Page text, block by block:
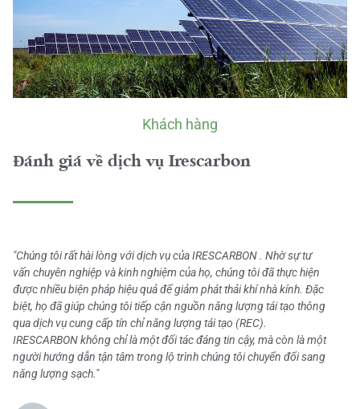
Khách hàng
Đánh giá về dịch vụ Irescarbon
"Chúng tôi rất hài lòng với dịch vụ của IRESCARBON . Nhờ sự tư
vấn chuyên nghiệp và kinh nghiệm của họ, chúng tôi đã thực hiện
được nhiều biện pháp hiệu quả để giảm phát thải khí nhà kính. Đặc
biệt, họ đã giúp chúng tôi tiếp cận nguồn năng lượng tái tạo thông
qua dịch vụ cung cấp tín chỉ năng lượng tái tạo (REC).
IRESCARBON không chỉ là một đối tác đáng tin cậy, mà còn là một
người hướng dẫn tận tâm trong lộ trình chúng tôi chuyển đổi sang
năng lượng sạch."